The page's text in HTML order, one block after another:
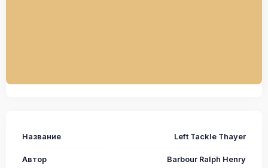
Название Left Tackle Thayer
Автор Barbour Ralph Henry